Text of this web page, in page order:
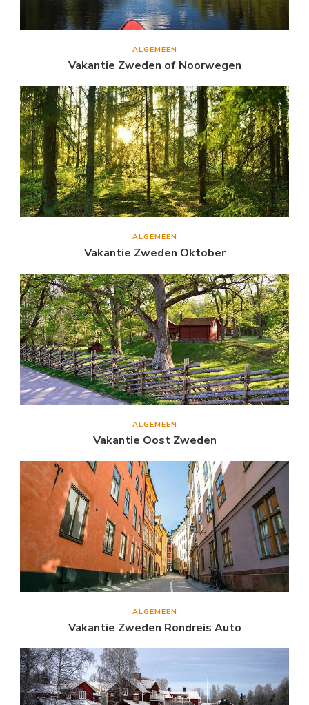
ALGEMEEN
Vakantie Zweden of Noorwegen
ALGEMEEN
Vakantie Zweden Oktober
ALGEMEEN
Vakantie Oost Zweden
ALGEMEEN
Vakantie Zweden Rondreis Auto